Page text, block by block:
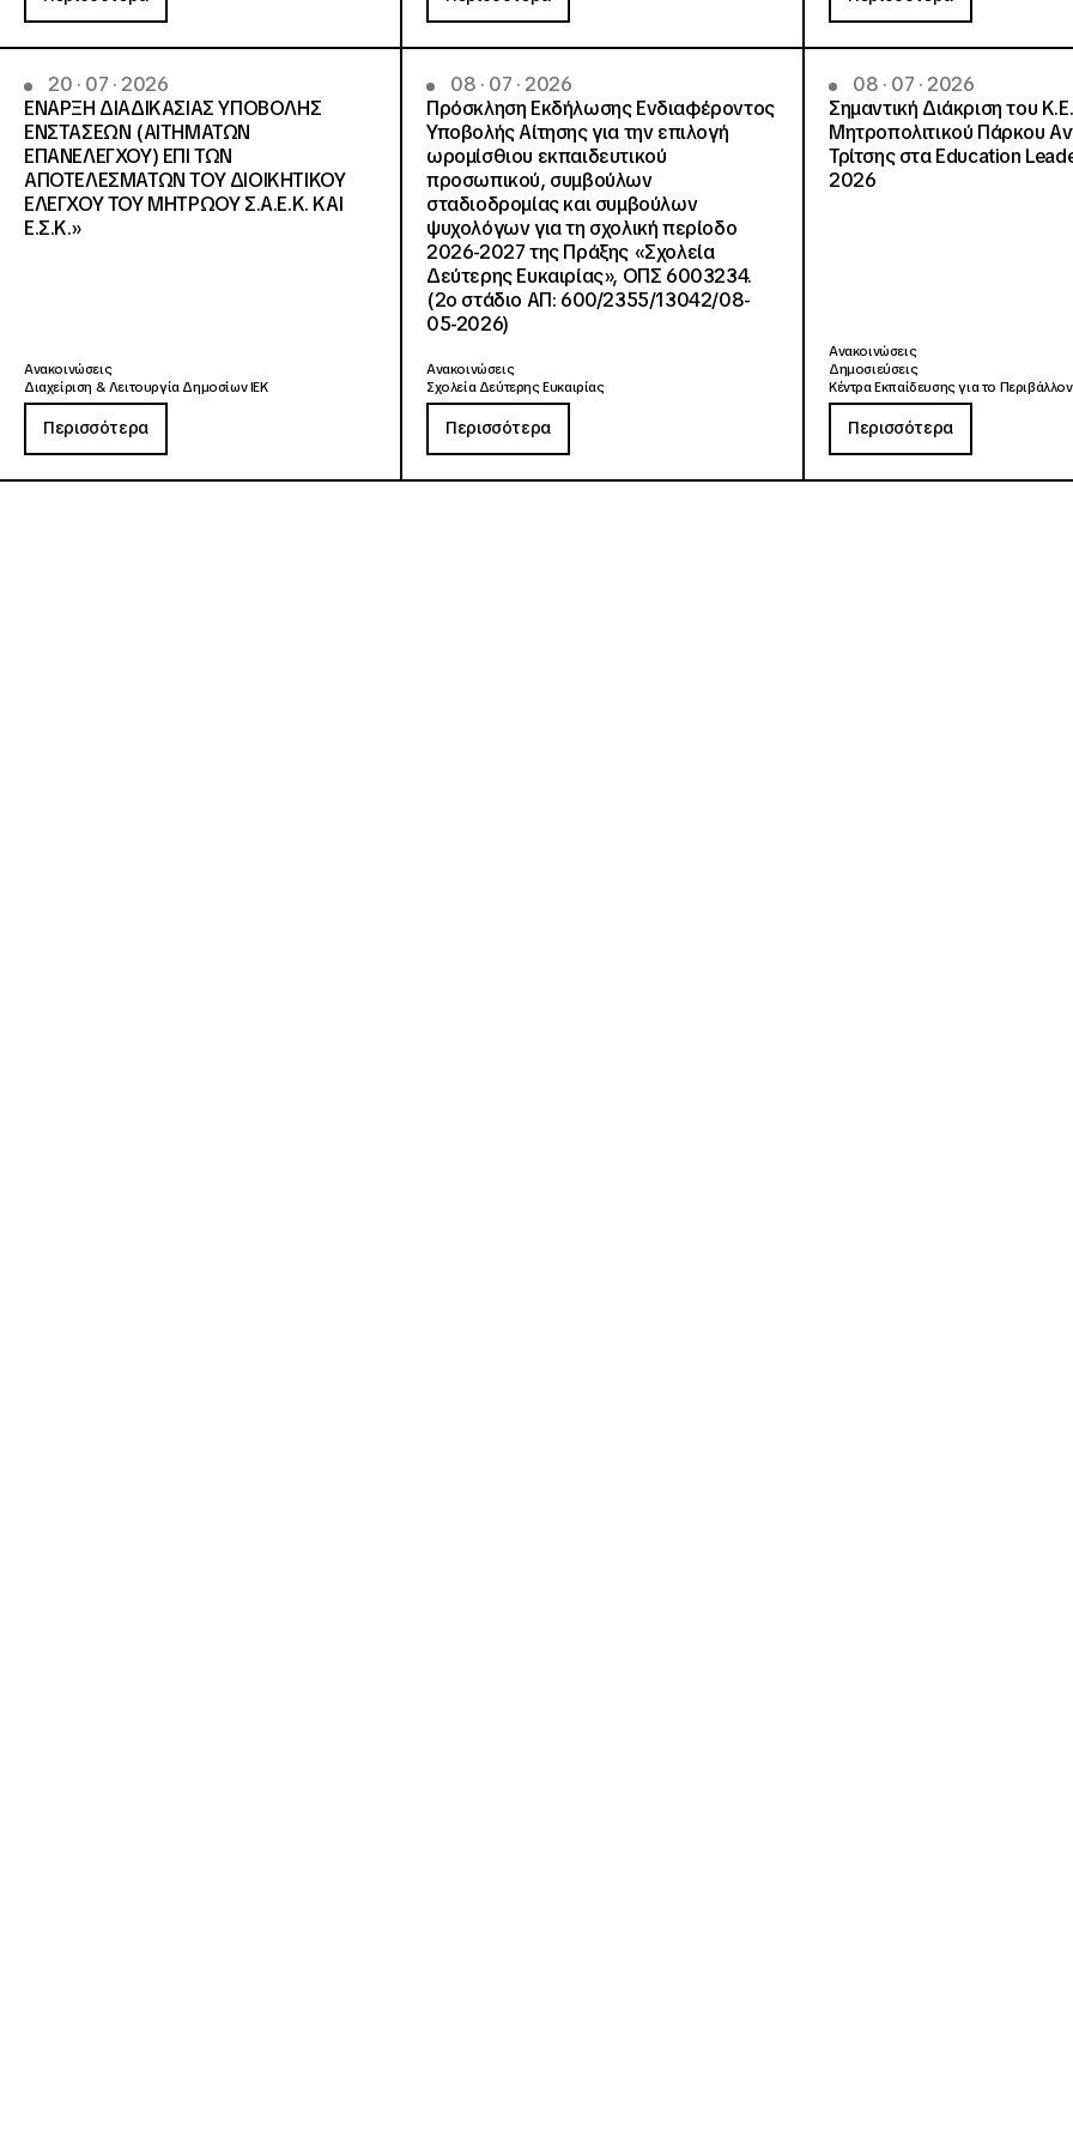
20 · 07 · 2026
ΕΝΑΡΞΗ ΔΙΑΔΙΚΑΣΙΑΣ ΥΠΟΒΟΛΗΣ
ΕΝΣΤΑΣΕΩΝ (ΑΙΤΗΜΑΤΩΝ
ΕΠΑΝΕΛΕΓΧΟΥ) ΕΠΙ ΤΩΝ
ΑΠΟΤΕΛΕΣΜΑΤΩΝ ΤΟΥ ΔΙΟΙΚΗΤΙΚΟΥ
ΕΛΕΓΧΟΥ ΤΟΥ ΜΗΤΡΩΟΥ Σ.Α.Ε.Κ. ΚΑΙ
Ε.Σ.Κ.»
Ανακοινώσεις
Διαχείριση & Λειτουργία Δημοσίων ΙΕΚ
Περισσότερα
08 · 07 · 2026
Πρόσκληση Εκδήλωσης Ενδιαφέροντος
Υποβολής Αίτησης για την επιλογή
ωρομίσθιου εκπαιδευτικού
προσωπικού, συμβούλων
σταδιοδρομίας και συμβούλων
ψυχολόγων για τη σχολική περίοδο
2026-2027 της Πράξης «Σχολεία
Δεύτερης Ευκαιρίας», ΟΠΣ 6003234.
(2ο στάδιο ΑΠ: 600/2355/13042/08-
05-2026)
Ανακοινώσεις
Σχολεία Δεύτερης Ευκαιρίας
Περισσότερα
08 · 07 · 2026
Σημαντική Διάκριση του
Μητροπολιτικού Πάρκου
Τρίτσης στα Education
2026
Ανακοινώσεις
Δημοσιεύσεις
Κέντρα Εκπαίδευσης για το
Περισσότερα